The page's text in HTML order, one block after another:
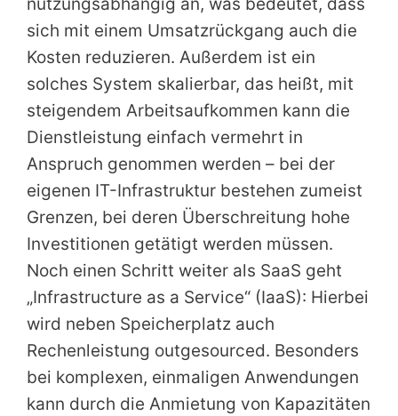
nutzungsabhängig an, was bedeutet, dass
sich mit einem Umsatzrückgang auch die
Kosten reduzieren. Außerdem ist ein
solches System skalierbar, das heißt, mit
steigendem Arbeitsaufkommen kann die
Dienstleistung einfach vermehrt in
Anspruch genommen werden – bei der
eigenen IT-Infrastruktur bestehen zumeist
Grenzen, bei deren Überschreitung hohe
Investitionen getätigt werden müssen.
Noch einen Schritt weiter als SaaS geht
„Infrastructure as a Service“ (IaaS): Hierbei
wird neben Speicherplatz auch
Rechenleistung outgesourced. Besonders
bei komplexen, einmaligen Anwendungen
kann durch die Anmietung von Kapazitäten